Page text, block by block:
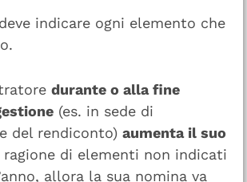
indicare ogni elemento che
durante o alla fine
(es. in sede di
del rendiconto) aumenta il suo
ragione di elementi non indicati
allora la sua nomina va